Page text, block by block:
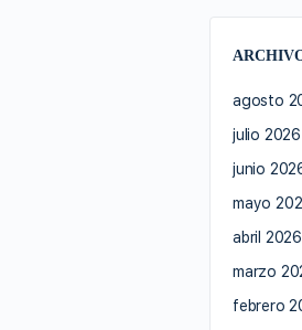
agosto
julio 2026
junio
mayo
abril 2026
marzo
febrero